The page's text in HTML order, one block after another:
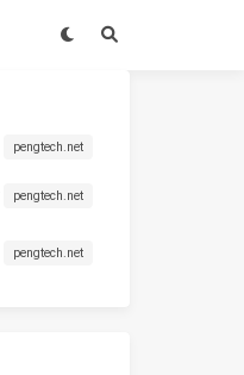
pengtech.net
pengtech.net
pengtech.net